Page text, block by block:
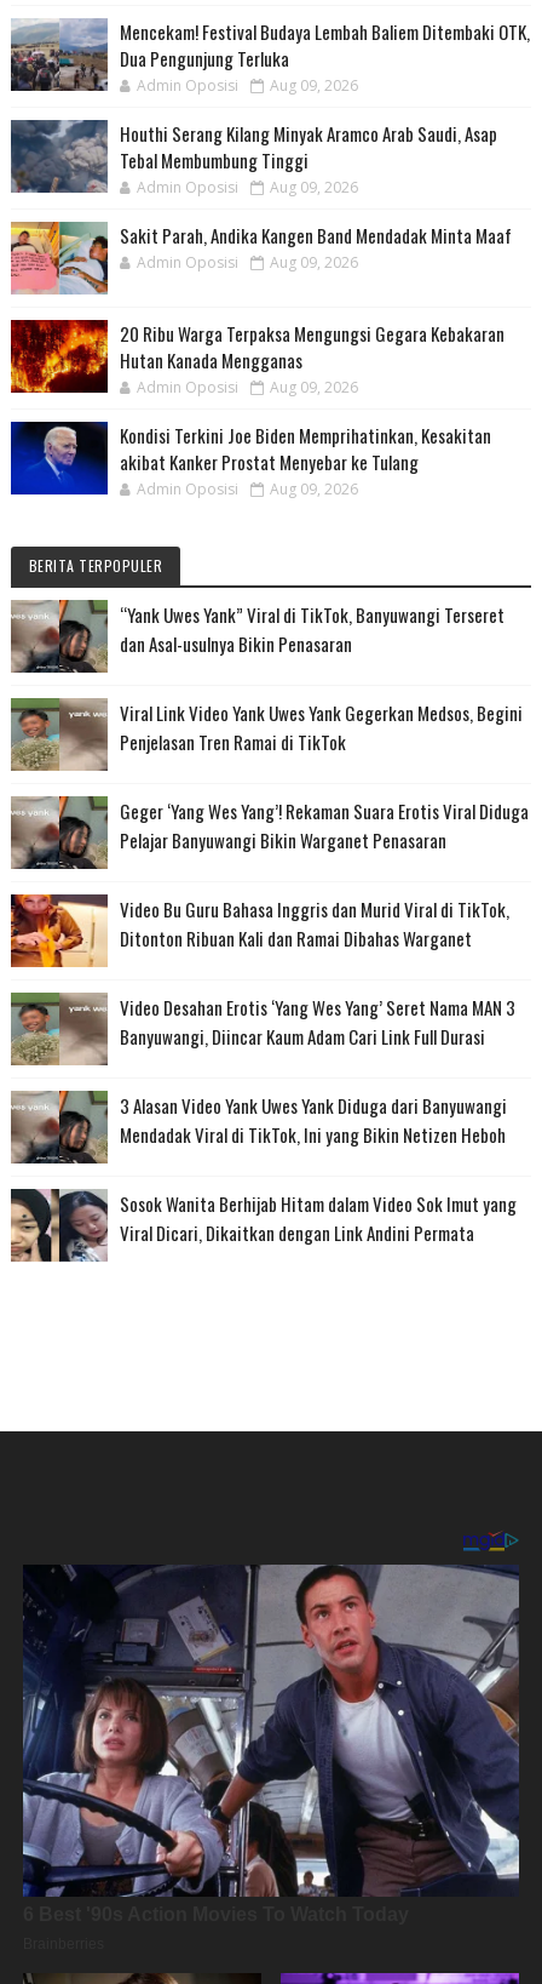
Mencekam! Festival Budaya Lembah Baliem Ditembaki OTK,
Dua Pengunjung Terluka
Admin Oposisi Aug 09, 2026
Houthi Serang Kilang Minyak Aramco Arab Saudi, Asap
Tebal Membumbung Tinggi
Admin Oposisi Aug 09, 2026
Sakit Parah, Andika Kangen Band Mendadak Minta Maaf
Admin Oposisi Aug 09, 2026
20 Ribu Warga Terpaksa Mengungsi Gegara Kebakaran
Hutan Kanada Mengganas
Admin Oposisi Aug 09, 2026
Kondisi Terkini Joe Biden Memprihatinkan, Kesakitan
akibat Kanker Prostat Menyebar ke Tulang
Admin Oposisi Aug 09, 2026
BERITA TERPOPULER
“Yank Uwes Yank” Viral di TikTok, Banyuwangi Terseret
dan Asal-usulnya Bikin Penasaran
Viral Link Video Yank Uwes Yank Gegerkan Medsos, Begini
Penjelasan Tren Ramai di TikTok
Geger ‘Yang Wes Yang’! Rekaman Suara Erotis Viral Diduga
Pelajar Banyuwangi Bikin Warganet Penasaran
Video Bu Guru Bahasa Inggris dan Murid Viral di TikTok,
Ditonton Ribuan Kali dan Ramai Dibahas Warganet
Video Desahan Erotis ‘Yang Wes Yang’ Seret Nama MAN 3
Banyuwangi, Diincar Kaum Adam Cari Link Full Durasi
3 Alasan Video Yank Uwes Yank Diduga dari Banyuwangi
Mendadak Viral di TikTok, Ini yang Bikin Netizen Heboh
Sosok Wanita Berhijab Hitam dalam Video Sok Imut yang
Viral Dicari, Dikaitkan dengan Link Andini Permata